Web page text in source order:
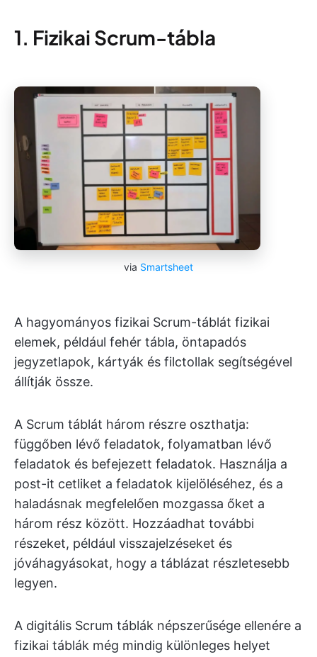
1. Fizikai Scrum-tábla
via Smartsheet
A hagyományos fizikai Scrum-táblát fizikai
elemek, például fehér tábla, öntapadós
jegyzetlapok, kártyák és filctollak segítségével
állítják össze.
A Scrum táblát három részre oszthatja:
függőben lévő feladatok, folyamatban lévő
feladatok és befejezett feladatok. Használja a
post-it cetliket a feladatok kijelöléséhez, és a
haladásnak megfelelően mozgassa őket a
három rész között. Hozzáadhat további
részeket, például visszajelzéseket és
jóváhagyásokat, hogy a táblázat részletesebb
legyen.
A digitális Scrum táblák népszerűsége ellenére a
fizikai táblák még mindig különleges helyet